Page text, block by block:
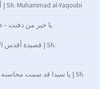
Qasida | Antal-Habib – أنت الحريب | Sh. Muhammad al-Yaqoubi
Qasida | Poetry lines in the Rawda – يا خير من دفنت